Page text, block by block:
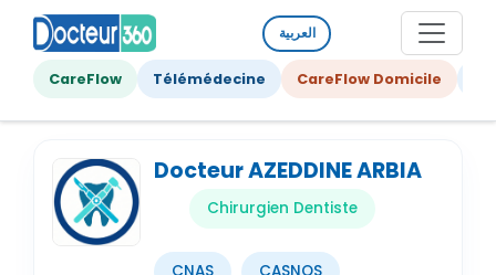
العربية
CareFlow Télémédecine CareFlow Domicile
Docteur AZEDDINE ARBIA
Chirurgien Dentiste